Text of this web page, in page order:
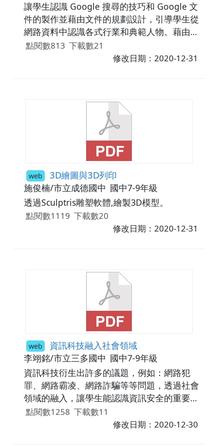
讓學生認識 Google 搜尋的技巧和 Google 文
件的製作並藉由文件的規劃設計，引導學生從
網路資料中認識各式行業和典範人物。藉由搜
尋典範人物認識行業並了解行業所需的技能。
點閱數813 下載數21
修改日期：2020-12-31
web 3D繪圖與3D列印
施俊楠/市立成德國中 國中7-9年級
透過Sculptris雕塑軟體,繪製3D模型。
點閱數1119 下載數20
修改日期：2020-12-31
web 資訊科技融入社會領域
李翊銘/市立三多國中 國中7-9年級
資訊科技衍生出許多的議題，例如：網路犯
罪、網路霸凌、網路詐騙等等問題，透過社會
領域的融入，讓學生能認識資訊安全的重要
性，對於網路上可能觸犯的法律與刑責具備基
本概念，預防犯罪的發生與學習保護自己。
點閱數1258 下載數11
修改日期：2020-12-30